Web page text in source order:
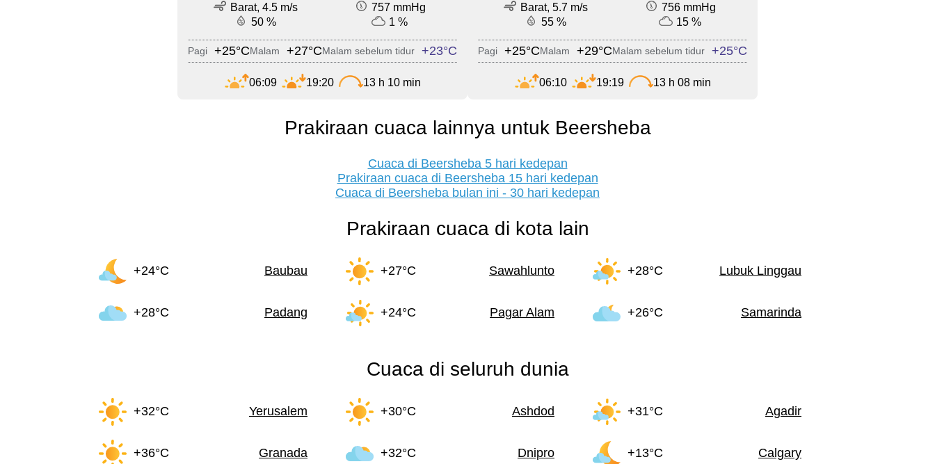
Barat, 4.5 m/s
757 mmHg
50 %
1 %
Pagi +25°CMalam +27°CMalam sebelum tidur +23°C
06:09 19:20 13 h 10 min
Barat, 5.7 m/s
756 mmHg
55 %
15 %
Pagi +25°CMalam +29°CMalam sebelum tidur +25°C
06:10 19:19 13 h 08 min
Prakiraan cuaca lainnya untuk Beersheba
Cuaca di Beersheba 5 hari kedepan
Prakiraan cuaca di Beersheba 15 hari kedepan
Cuaca di Beersheba bulan ini - 30 hari kedepan
Prakiraan cuaca di kota lain
+24°C Baubau +27°C Sawahlunto +28°C Lubuk Linggau
+28°C Padang +24°C Pagar Alam +26°C Samarinda
Cuaca di seluruh dunia
+32°C Yerusalem +30°C Ashdod +31°C Agadir
+36°C Granada +32°C Dnipro +13°C Calgary